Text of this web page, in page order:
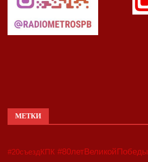
МЕТКИ
#20съездКПК #80летВеликойПобеды